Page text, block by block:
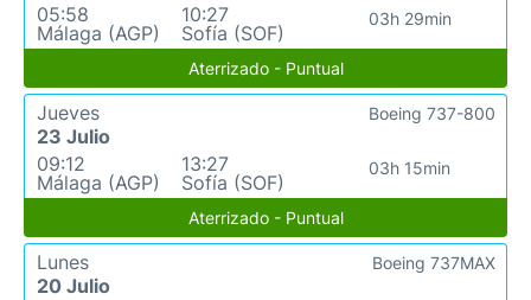
05:58
Málaga (AGP)
10:27
Sofía (SOF)
03h 29min
Aterrizado - Puntual
Jueves
23 Julio
09:12
Málaga (AGP)
13:27
Sofía (SOF)
03h 15min
Boeing 737-800
Aterrizado - Puntual
Lunes
20 Julio
Boeing 737MAX